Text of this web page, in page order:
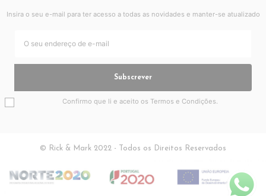
Insira o seu e-mail para ter acesso a todas as novidades e manter-se atualizado
Subscrever
Confirmo que li e aceito os Termos e Condições.
© Rick & Mark 2022 - Todos os Direitos Reservados